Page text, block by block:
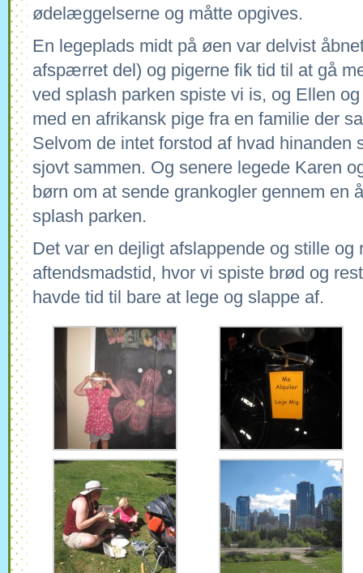
ødelæggelserne og måtte opgives.
En legeplads midt på øen var delvist
afspærret del) og pigerne fik tid til at gå
ved splash parken spiste vi is, og Ellen
med en afrikansk pige fra en familie der
Selvom de intet forstod af hvad hinanden
sjovt sammen. Og senere legede Karen
børn om at sende grankogler gennem en
splash parken.
Det var en dejligt afslappende og stille og
aftendsmadstid, hvor vi spiste brød og
havde tid til bare at lege og slappe af.